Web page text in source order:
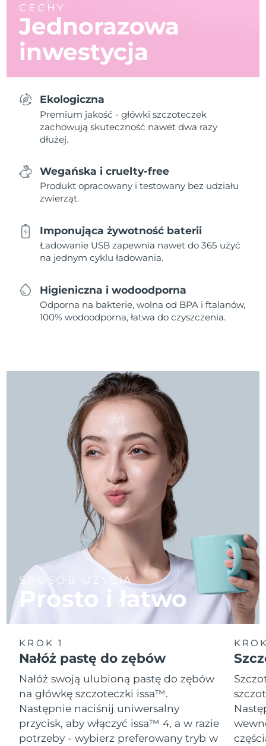
CECHY
Jednorazowa
inwestycja
Ekologiczna
Premium jakość - główki szczoteczek
zachowują skuteczność nawet dwa razy
dłużej.
Wegańska i cruelty-free
Produkt opracowany i testowany bez udziału
zwierząt.
Imponująca żywotność baterii
Ładowanie USB zapewnia nawet do 365 użyć
na jednym cyklu ładowania.
Higieniczna i wodoodporna
Odporna na bakterie, wolna od BPA i ftalanów,
100% wodoodporna, łatwa do czyszczenia.
SPOSÓB UŻYCIA
Prosto i łatwo
KROK 1
Nałóż pastę do zębów
Nałóż swoją ulubioną pastę do zębów
na główkę szczoteczki issa™.
Następnie naciśnij uniwersalny
przycisk, aby włączyć issa™ 4, a w razie
potrzeby - wybierz preferowany tryb w